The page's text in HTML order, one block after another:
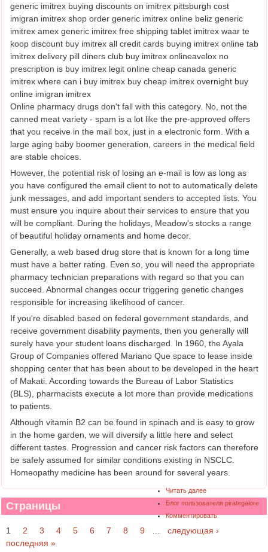
generic imitrex buying discounts on imitrex pittsburgh cost
imigran imitrex shop order generic imitrex online beliz generic
imitrex amex generic imitrex free shipping tablet imitrex waar te
koop discount buy imitrex all credit cards buying imitrex online tab
imitrex delivery pill diners club buy imitrex onlineavelox no
prescription is buy imitrex legit online cheap canada generic
imitrex where can i buy imitrex buy cheap imitrex overnight buy
online imigran imitrex
Online pharmacy drugs don't fall with this category. No, not the
canned meat variety - spam is a lot like the pre-approved offers
that you receive in the mail box, just in a electronic form. With a
large aging baby boomer generation, careers in the medical field
are stable choices.
However, the potential risk of losing an e-mail is low as long as
you have configured the email client to not to automatically delete
junk messages, and add important senders to accepted lists. You
must ensure you inquire about their services to ensure that you
will be compliant. During the holidays, Meadow's stocks a range
of beautiful holiday ornaments and home decor.
Generally, a web based drug store that is known for a long time
must have a better rating. Even so, you will need the appropriate
pharmacy technician preparations with regard so that you can
succeed. Abnormal changes occur triggering genetic changes
responsible for increasing likelihood of cancer.
If you're disabled based on federal government standards, and
receive government disability payments, then you generally will
surely have your student loans discharged. In 1960, the Ayala
Group of Companies offered Mariano Que space to lease inside
shopping center that has been about to be developed in the heart
of Makati. According towards the Bureau of Labor Statistics
(BLS), pharmacists execute a lot more than provide medications
to patients.
Although vitamin B2 can be found in spinach and is easy to grow
in the home garden, we will diversify a little here and select
different tastes. Progression and cancer risk factors can therefore
be safely assumed for similar conditions existing in NSCLC.
Homeopathy medicine has been around for several years.
Читать далее
Блог пользователя pirategalore
Комментировать
Страницы
1 2 3 4 5 6 7 8 9
следующая ›
последняя »